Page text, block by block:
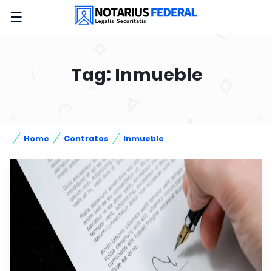
☰
Tag: Inmueble
Home Contratos Inmueble